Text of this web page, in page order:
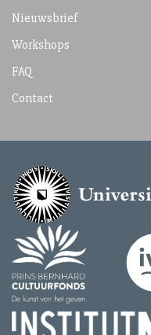
Nieuwsbrief
Workshops
FAQ
Contact